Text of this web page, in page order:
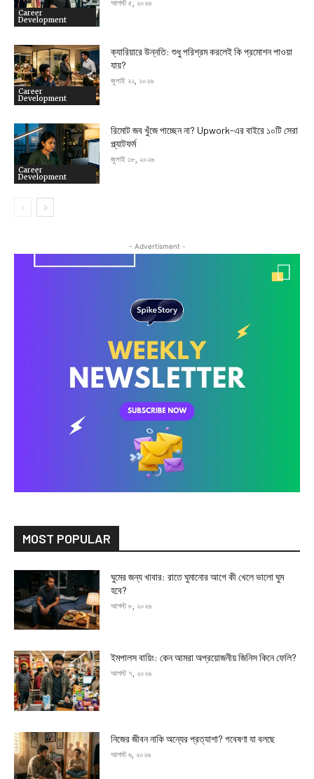
Career
Development
আগস্ট ৫, ২০২৬
Career
Development
ক্যারিয়ারে উন্নতি: শুধু পরিশ্রম করলেই কি প্রমোশন পাওয়া
যায়?
জুলাই ২২, ২০২৬
Career
Development
রিমোট জব খুঁজে পাচ্ছেন না? Upwork-এর বাইরে ১০টি সেরা
প্ল্যাটফর্ম
জুলাই ১৮, ২০২৬
- Advertisment -
MOST POPULAR
ঘুমের জন্য খাবার: রাতে ঘুমানোর আগে কী খেলে ভালো ঘুম
হবে?
আগস্ট ৮, ২০২৬
ইমপালস বায়িং: কেন আমরা অপ্রয়োজনীয় জিনিস কিনে ফেলি?
আগস্ট ৭, ২০২৬
নিজের জীবন নাকি অন্যের প্রত্যাশা? গবেষণা যা বলছে
আগস্ট ৬, ২০২৬